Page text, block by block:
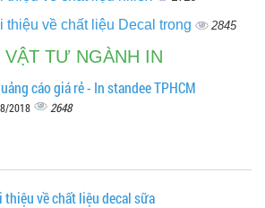
thiệu về chất liệu Decal trong 2845
TƯ NGÀNH IN
cáo giá rẻ - In standee TPHCM
2018 2648
thiệu về chất liệu decal sữa